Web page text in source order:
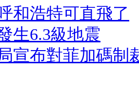
和浩特可直飛了
生6.3級地震
宣布對菲加碼制